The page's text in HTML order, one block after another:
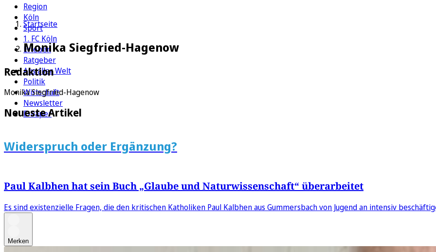
Region
Köln
Sport
1. FC Köln
Erleben
Ratgeber
Aus aller Welt
Politik
Wirtschaft
Newsletter
E-Paper
Startseite
Monika Siegfried-Hagenow
Redaktion
Monika Siegfried-Hagenow
Neueste Artikel
Widerspruch oder Ergänzung?
Paul Kalbhen hat sein Buch „Glaube und Naturwissenschaft“ überarbeitet
Es sind existenzielle Fragen, die den kritischen Katholiken Paul Kalbhen aus Gummersbach von Jugend an intensiv
Merken